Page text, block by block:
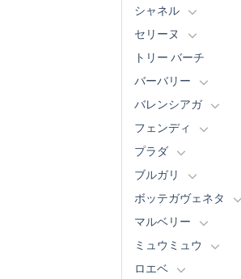
シャネル
セリーヌ
トリー バーチ
バーバリー
バレンシアガ
フェンディ
プラダ
ブルガリ
ボッテガヴェネタ
マルベリー
ミュウミュウ
ロエベ